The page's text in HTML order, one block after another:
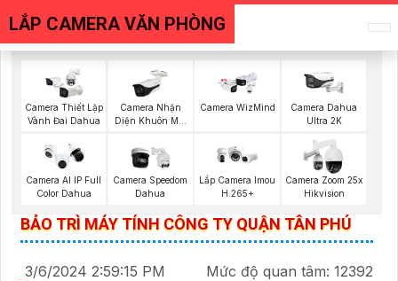
LẮP CAMERA VĂN PHÒNG
Camera Thiết Lập
Vành Đai Dahua
Camera Nhận
Diện Khuôn Mặt
Camera WizMind
Camera Dahua
Ultra 2K
Camera AI IP Full
Color Dahua
Camera Speedom
Dahua
Lắp Camera Imou
H.265+
Camera Zoom 25x
Hikvision
BẢO TRÌ MÁY TÍNH CÔNG TY QUẬN TÂN PHÚ
3/6/2024 2:59:15 PM Mức độ quan tâm: 12392